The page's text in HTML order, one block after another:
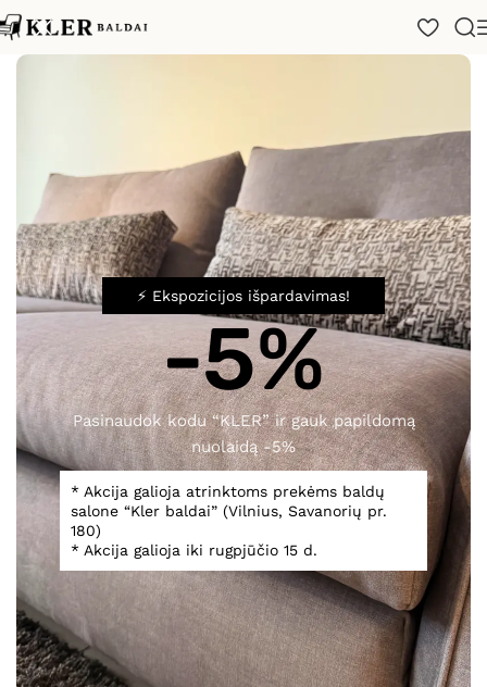
⚡ Ekspozicijos išpardavimas!
-5%
Pasinaudok kodu “KLER” ir gauk papildomą
nuolaidą -5%
* Akcija galioja atrinktoms prekėms baldų
salone “Kler baldai” (Vilnius, Savanorių pr.
180)
* Akcija galioja iki rugpjūčio 15 d.
Spustelėkite, norėdami padidinti
Sofa Borg
1 945,00€
Įsiminti Gamintojo svetainė Išmatavimai
Teirautis dėl prekės